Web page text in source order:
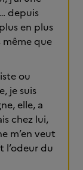
depuis
en plus
même que
ou
je suis
elle, a
chez lui,
m’en veut
l’odeur du